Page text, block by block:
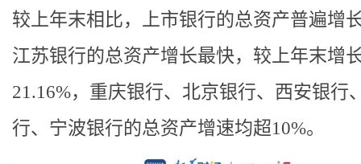
较上年末相比，上市银行的总资产普遍增
江苏银行的总资产增长最快，较上年末增
21.16%，重庆银行、北京银行、西安银行
行、宁波银行的总资产增速均超10%。